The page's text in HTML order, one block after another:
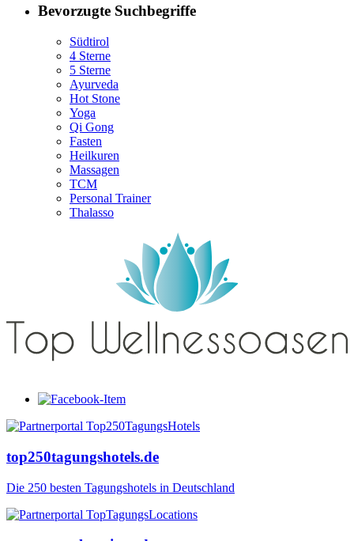
Bevorzugte Suchbegriffe
Südtirol
4 Sterne
5 Sterne
Ayurveda
Hot Stone
Yoga
Qi Gong
Fasten
Heilkuren
Massagen
TCM
Personal Trainer
Thalasso
top250tagungshotels.de
Die 250 besten Tagungshotels in Deutschland